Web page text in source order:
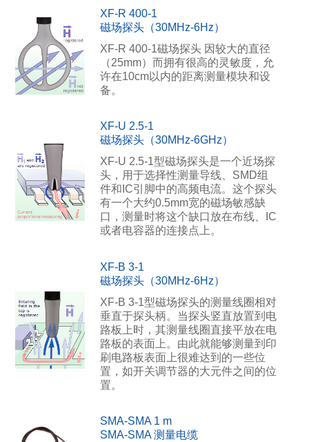
XF-R 400-1
磁场探头（30MHz-6Hz）
XF-R 400-1磁场探头 因较大的直径
（25mm）而拥有很高的灵敏度，允
许在10cm以内的距离测量模块和设
备。
XF-U 2.5-1
磁场探头（30MHz-6GHz）
XF-U 2.5-1型磁场探头是一个近场探
头，用于选择性测量导线、SMD组
件和IC引脚中的高频电流。这个探头
有一个大约0.5mm宽的磁场敏感缺
口，测量时将这个缺口放在布线、IC
或者电容器的连接点上。
XF-B 3-1
磁场探头（30MHz-6Hz）
XF-B 3-1型磁场探头的测量线圈相对
垂直于探头柄。当探头竖直放置到电
路板上时，其测量线圈直接平放在电
路板的表面上。由此就能够测量到印
刷电路板表面上很难达到的一些位
置，如开关调节器的大元件之间的位
置。
SMA-SMA 1 m
SMA-SMA 测量电缆